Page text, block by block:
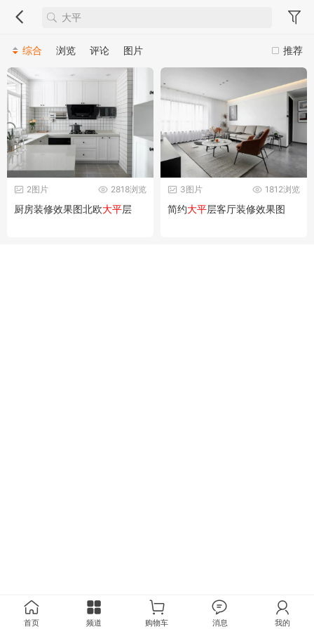
推荐
综合 浏览 评论 图片
2818浏览
2图片
厨房装修效果图北欧大平层
1812浏览
3图片
简约大平层客厅装修效果图
首页 频道 购物车 消息 我的